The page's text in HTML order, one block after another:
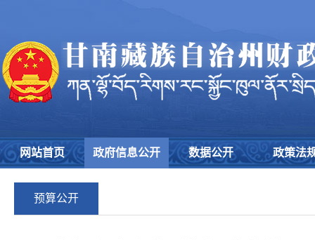
网站首页 政府信息公开 数据公开 政策法
预算公开